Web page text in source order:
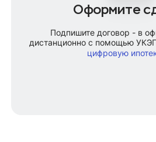
Оформите
Подпишите договор - в
дистанционно с помощью
цифровую